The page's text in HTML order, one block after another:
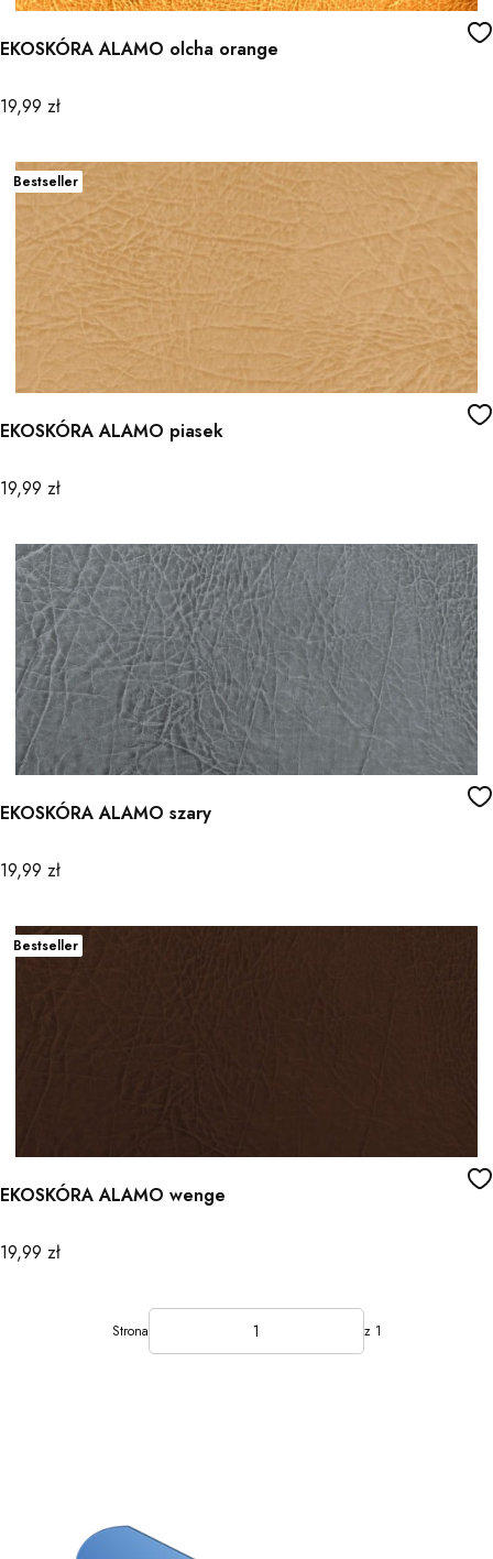
EKOSKÓRA ALAMO olcha orange
Cena
19,99 zł
Bestseller
EKOSKÓRA ALAMO piasek
Cena
19,99 zł
EKOSKÓRA ALAMO szary
Cena
19,99 zł
Bestseller
EKOSKÓRA ALAMO wenge
Cena
19,99 zł
Strona z 1